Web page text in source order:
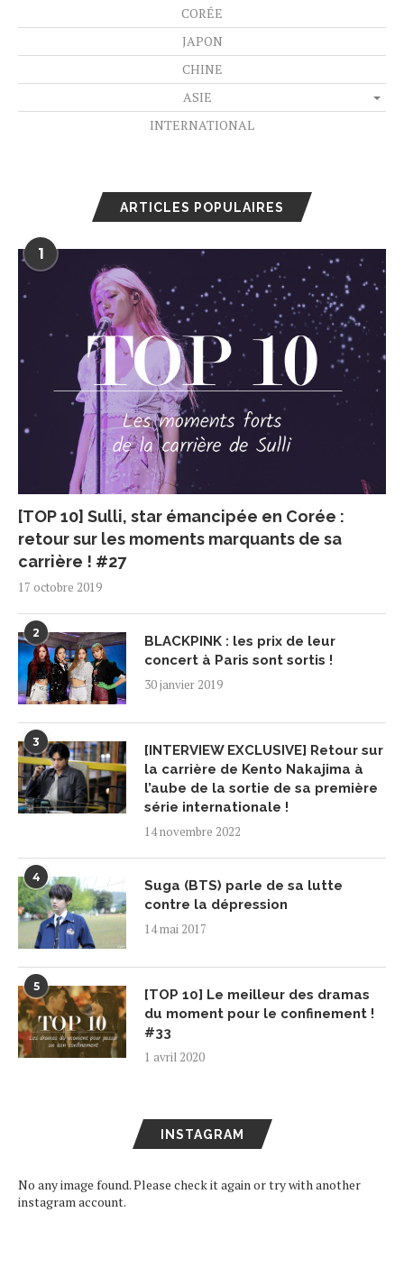
CORÉE
JAPON
CHINE
ASIE
INTERNATIONAL
ARTICLES POPULAIRES
1
[TOP 10] Sulli, star émancipée en Corée :
retour sur les moments marquants de sa
carrière ! #27
17 octobre 2019
2
BLACKPINK : les prix de leur
concert à Paris sont sortis !
30 janvier 2019
3
[INTERVIEW EXCLUSIVE] Retour sur
la carrière de Kento Nakajima à
l’aube de la sortie de sa première
série internationale !
14 novembre 2022
4
Suga (BTS) parle de sa lutte
contre la dépression
14 mai 2017
5
[TOP 10] Le meilleur des dramas
du moment pour le confinement !
#33
1 avril 2020
INSTAGRAM
No any image found. Please check it again or try with another
instagram account.